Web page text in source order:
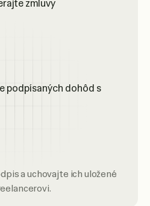
zmluvy
a uchovajte ich uložené